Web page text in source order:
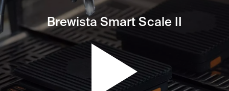
Brewista Smart Scale II